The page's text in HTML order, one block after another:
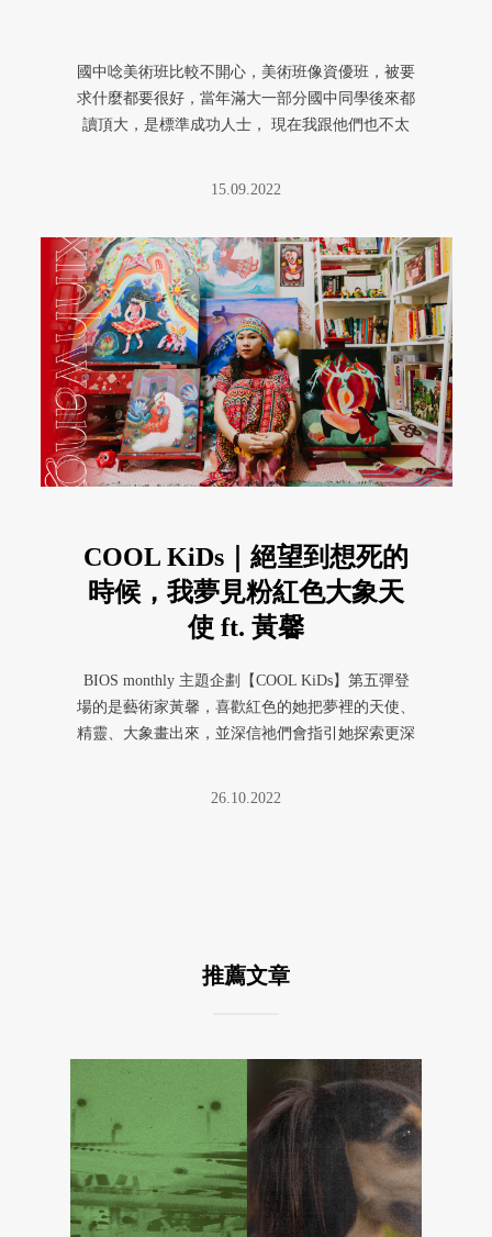
國中唸美術班比較不開心，美術班像資優班，被要
求什麼都要很好，當年滿大一部分國中同學後來都
讀頂大，是標準成功人士， 現在我跟他們也不太
15.09.2022
COOL KiDs｜絕望到想死的
時候，我夢見粉紅色大象天
使 ft. 黃馨
BIOS monthly 主題企劃【COOL KiDs】第五彈登
場的是藝術家黃馨，喜歡紅色的她把夢裡的天使、
精靈、大象畫出來，並深信祂們會指引她探索更深
26.10.2022
推薦文章